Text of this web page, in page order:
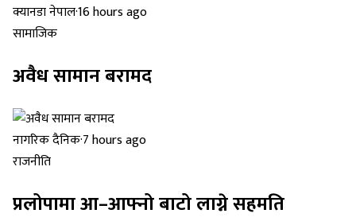
क्यानडा नेपाल·16 hours ago
सामाजिक
अवैध सामान बरामद
नागरिक दैनिक·7 hours ago
राजनीति
प्रलोपामा आ–आफ्नो बाटो लाग्ने सहमति